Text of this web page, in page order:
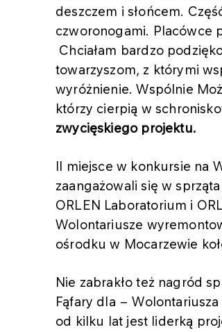
deszczem i słońcem.
czworonogami. Placówce
Chciałam bardzo
towarzyszom, z którymi
wyróżnienie. Wspólnie
którzy cierpią w
zwycięskiego projektu.
II miejsce w konkursie na
zaangażowali się w
ORLEN Laboratorium i
Wolontariusze
ośrodku w Mocarzewie
Nie zabrakło też nagród
Fąfary dla − Wolontariusza
od kilku lat jest liderką